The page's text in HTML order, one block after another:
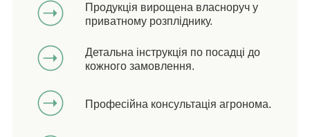
Продукція вирощена власноруч у
приватному розпліднику.
Детальна інструкція по посадці до
кожного замовлення.
Професійна консультація агронома.